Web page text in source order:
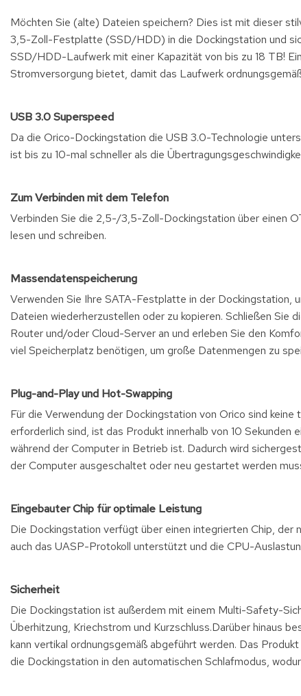
Möchten Sie (alte) Dateien speichern? Dies ist mit dieser
3,5-Zoll-Festplatte (SSD/HDD) in die Dockingstation und
SSD/HDD-Laufwerk mit einer Kapazität von bis zu 18 TB!
Stromversorgung bietet, damit das Laufwerk
USB 3.0 Superspeed
Da die Orico-Dockingstation die USB 3.0-Technologie
ist bis zu 10-mal schneller als die
Zum Verbinden mit dem Telefon
Verbinden Sie die 2,5-/3,5-Zoll-Dockingstation über einen
lesen und schreiben.
Massendatenspeicherung
Verwenden Sie Ihre SATA-Festplatte in der
Dateien wiederherzustellen oder zu kopieren. Schließen
Router und/oder Cloud-Server an und erleben Sie den
viel Speicherplatz benötigen, um große Datenmengen zu
Plug-and-Play und Hot-Swapping
Für die Verwendung der Dockingstation von Orico sind
erforderlich sind, ist das Produkt innerhalb von 10
während der Computer in Betrieb ist. Dadurch wird
der Computer ausgeschaltet oder neu gestartet werden
Eingebauter Chip für optimale Leistung
Die Dockingstation verfügt über einen integrierten Chip, der
auch das UASP-Protokoll unterstützt und die CPU-
Sicherheit
Die Dockingstation ist außerdem mit einem Multi-Safety-
Überhitzung, Kriechstrom und Kurzschluss.Darüber hinaus
kann vertikal ordnungsgemäß abgeführt werden. Das
die Dockingstation in den automatischen Schlafmodus,